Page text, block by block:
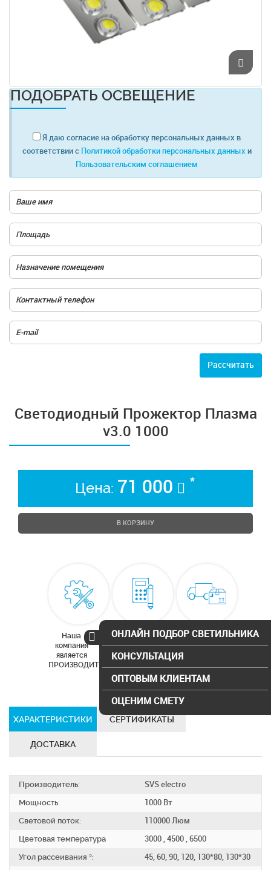
ПОДОБРАТЬ ОСВЕЩЕНИЕ
Я даю согласие на обработку персональных данных в
соответствии с Политикой обработки персональных данных и
Пользовательским соглашением
Расcчитать
Светодиодный Прожектор Плазма
v3.0 1000
Цена: 71 000 *
В КОРЗИНУ
Наша
компания
является
ПРОИЗВОДИТЕЛЕМ
Бесплатный
расчет
освещения
Доставка по
Москве и
московской
ХАРАКТЕРИСТИКИ СЕРТИФИКАТЫ
ДОСТАВКА
Производитель:
SVS electro
Мощность:
1000 Вт
Световой поток:
110000 Люм
Цветовая температура
3000 , 4500 , 6500
Угол рассеивания °:
45, 60, 90, 120, 130*80, 130*30
ОНЛАЙН ПОДБОР СВЕТИЛЬНИКА
КОНСУЛЬТАЦИЯ
ОПТОВЫМ КЛИЕНТАМ
ОЦЕНИМ СМЕТУ